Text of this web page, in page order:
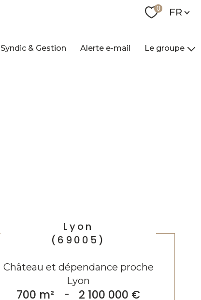
0 Langue
FR
Syndic & Gestion Alerte e-mail Le groupe
Lyon
(69005)
Château et dépendance proche
Lyon
700 m² - 2 100 000 €